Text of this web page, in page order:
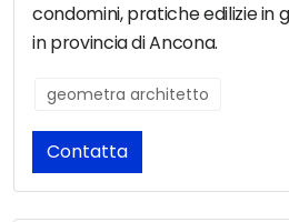
condomini, pratiche edilizie in
in provincia di Ancona.
geometra architetto
Contatta